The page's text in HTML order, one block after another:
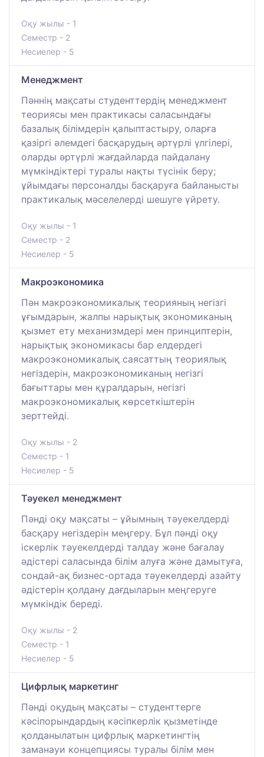
Оқу жылы - 1
Семестр - 2
Несиелер - 5
Менеджмент
Пәннің мақсаты студенттердің менеджмент
теориясы мен практикасы саласындағы
базалық білімдерін қалыптастыру, оларға
қазіргі әлемдегі басқарудың әртүрлі үлгілері,
оларды әртүрлі жағдайларда пайдалану
мүмкіндіктері туралы нақты түсінік беру;
ұйымдағы персоналды басқаруға байланысты
практикалық мәселелерді шешуге үйрету.
Оқу жылы - 1
Семестр - 2
Несиелер - 5
Макроэкономика
Пән макроэкономикалық теорияның негізгі
ұғымдарын, жалпы нарықтық экономиканың
қызмет ету механизмдері мен принциптерін,
нарықтық экономикасы бар елдердегі
макроэкономикалық саясаттың теориялық
негіздерін, макроэкономиканың негізгі
бағыттары мен құралдарын, негізгі
макроэкономикалық көрсеткіштерін
зерттейді.
Оқу жылы - 2
Семестр - 1
Несиелер - 5
Тәуекел менеджмент
Пәнді оқу мақсаты – ұйымның тәуекелдерді
басқару негіздерін меңгеру. Бұл пәнді оқу
іскерлік тәуекелдерді талдау және бағалау
әдістері саласында білім алуға және дамытуға,
сондай-ақ бизнес-ортада тәуекелдерді азайту
әдістерін қолдану дағдыларын меңгеруге
мүмкіндік береді.
Оқу жылы - 2
Семестр - 1
Несиелер - 5
Цифрлық маркетинг
Пәнді оқудың мақсаты – студенттерге
кәсіпорындардың кәсіпкерлік қызметінде
қолданылатын цифрлық маркетингтің
заманауи концепциясы туралы білім мен